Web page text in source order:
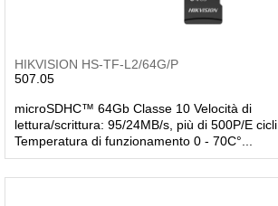
HIKVISION HS-TF-L2/64G/P
507.05
microSDHC™ 64Gb Classe 10 Velocità di
lettura/scrittura: 95/24MB/s, più di 500P/E cicli.
Temperatura di funzionamento 0 - 70C°...